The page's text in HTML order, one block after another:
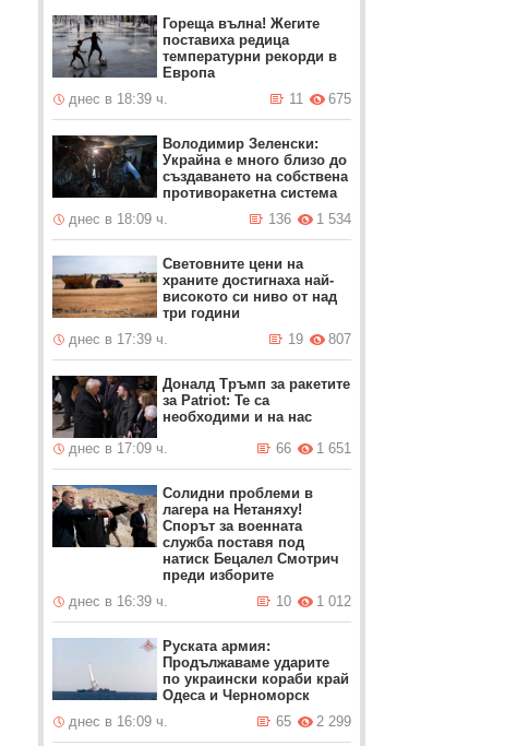
Гореща вълна! Жегите
поставиха редица
температурни рекорди в
Европа
днес в 18:39 ч.
675
11
Володимир Зеленски:
Украйна е много близо до
създаването на собствена
противоракетна система
днес в 18:09 ч.
1 534
136
Световните цени на
храните достигнаха най-
високото си ниво от над
три години
днес в 17:39 ч.
807
19
Доналд Тръмп за ракетите
за Patriot: Те са
необходими и на нас
днес в 17:09 ч.
1 651
66
Солидни проблеми в
лагера на Нетаняху!
Спорът за военната
служба поставя под
натиск Бецалел Смотрич
преди изборите
днес в 16:39 ч.
1 012
10
Руската армия:
Продължаваме ударите
по украински кораби край
Одеса и Черноморск
днес в 16:09 ч.
2 299
65